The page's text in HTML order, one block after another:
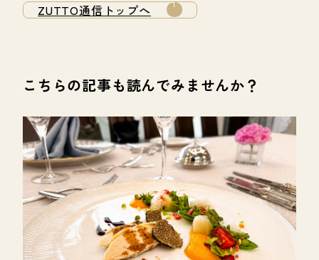
ZUTTO通信トップへ
こちらの記事も読んでみませんか？